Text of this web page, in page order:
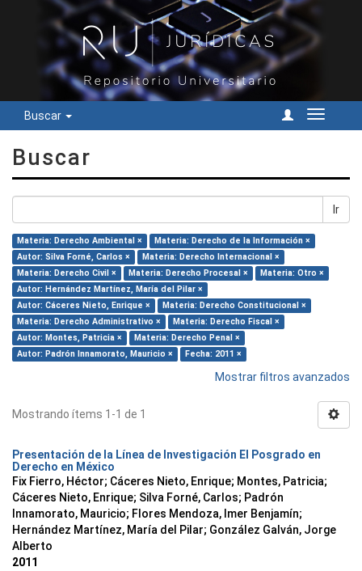
Buscar
Cambiar
Buscar
Ir
Materia: Derecho Ambiental ×
Materia: Derecho de la Información ×
Autor: Silva Forné, Carlos ×
Materia: Derecho Internacional ×
Materia: Derecho Civil ×
Materia: Derecho Procesal ×
Materia: Otro ×
Autor: Hernández Martínez, María del Pilar ×
Autor: Cáceres Nieto, Enrique ×
Materia: Derecho Constitucional ×
Materia: Derecho Administrativo ×
Materia: Derecho Fiscal ×
Autor: Montes, Patricia ×
Materia: Derecho Penal ×
Autor: Padrón Innamorato, Mauricio ×
Fecha: 2011 ×
Mostrar filtros avanzados
Mostrando ítems 1-1 de 1
Presentación de la Línea de Investigación El Posgrado en
Derecho en México
Fix Fierro, Héctor; Cáceres Nieto, Enrique; Montes, Patricia;
Cáceres Nieto, Enrique; Silva Forné, Carlos; Padrón
Innamorato, Mauricio; Flores Mendoza, Imer Benjamín;
Hernández Martínez, María del Pilar; González Galván, Jorge
Alberto
2011